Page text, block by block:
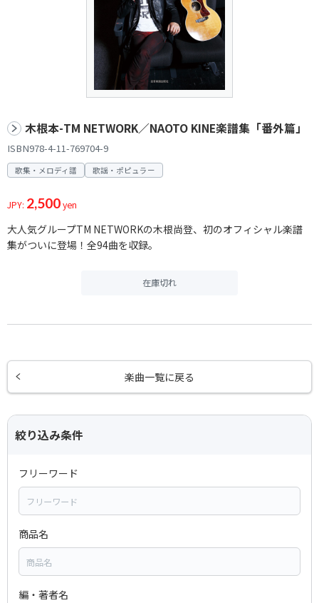
木根本-TM NETWORK／NAOTO KINE楽譜集「番外篇」
ISBN978-4-11-769704-9
歌集・メロディ譜 歌謡・ポピュラー
JPY: 2,500yen
大人気グループTM NETWORKの木根尚登、初のオフィシャル楽譜
集がついに登場！全94曲を収録。
在庫切れ
楽曲一覧に戻る
絞り込み条件
フリーワード
商品名
編・著者名